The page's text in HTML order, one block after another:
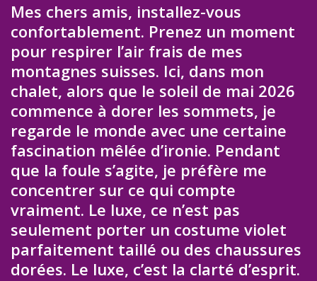
Mes chers amis, installez-vous
confortablement. Prenez un moment
pour respirer l’air frais de mes
montagnes suisses. Ici, dans mon
chalet, alors que le soleil de mai 2026
commence à dorer les sommets, je
regarde le monde avec une certaine
fascination mêlée d’ironie. Pendant
que la foule s’agite, je préfère me
concentrer sur ce qui compte
vraiment. Le luxe, ce n’est pas
seulement porter un costume violet
parfaitement taillé ou des chaussures
dorées. Le luxe, c’est la clarté d’esprit.